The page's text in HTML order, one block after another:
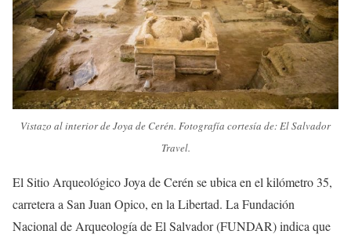
Vistazo al interior de Joya de Cerén. Fotografía cortesía de: El Salvador
Travel.
El Sitio Arqueológico Joya de Cerén se ubica en el kilómetro 35,
carretera a San Juan Opico, en la Libertad. La Fundación
Nacional de Arqueología de El Salvador (FUNDAR) indica que